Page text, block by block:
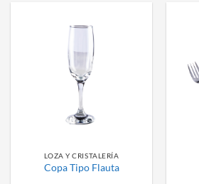
LOZA Y CRISTALERÍA
Copa Tipo Flauta